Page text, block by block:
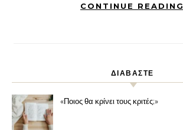
CONTINUE READING
ΔΙΑΒΑΣΤΕ
«Ποιος θα κρίνει τους κριτές;»